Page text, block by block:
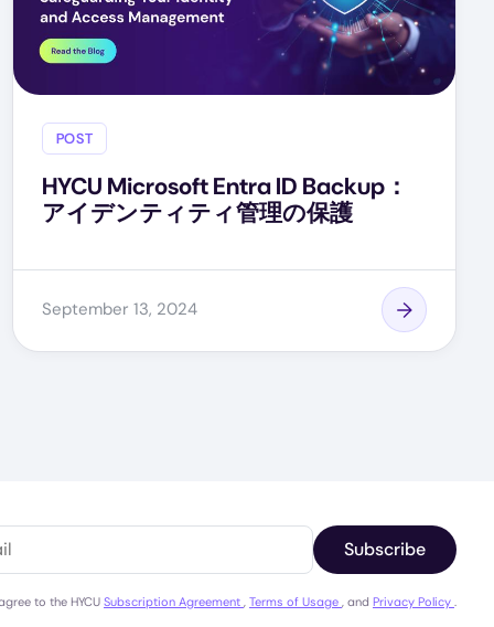
POST
HYCU Microsoft Entra ID Backup：
アイデンティティ管理の保護
September 13, 2024
Subscribe
to the HYCU Subscription Agreement , Terms of Usage , and Privacy Policy .